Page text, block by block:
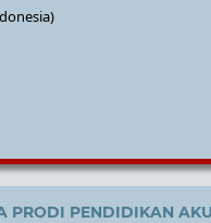
PRODI PENDIDIKAN